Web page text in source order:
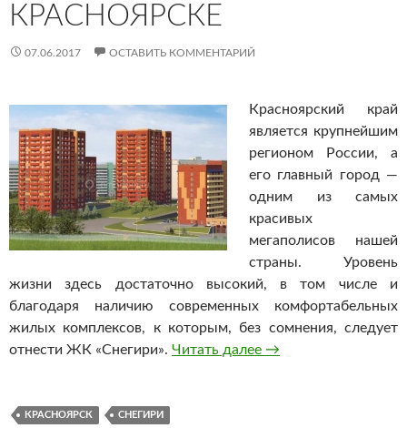
КРАСНОЯРСКЕ
07.06.2017 ОСТАВИТЬ КОММЕНТАРИЙ
Красноярский край
является крупнейшим
регионом России, а
его главный город —
одним из самых
красивых
мегаполисов нашей
страны. Уровень
жизни здесь достаточно высокий, в том числе и
благодаря наличию современных комфортабельных
жилых комплексов, к которым, без сомнения, следует
отнести ЖК «Снегири». Читать далее Недвижимость в
→
КРАСНОЯРСК СНЕГИРИ